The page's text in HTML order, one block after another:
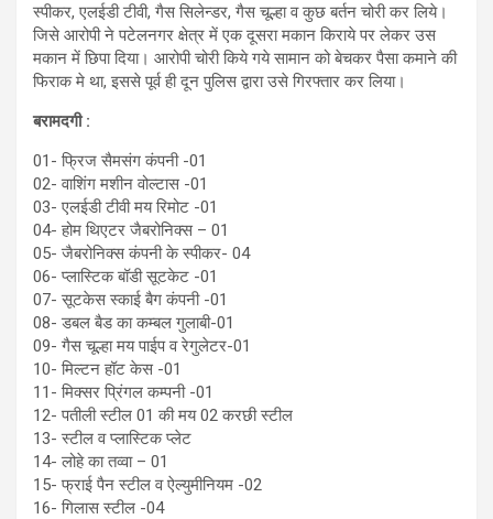
स्पीकर, एलईडी टीवी, गैस सिलेन्डर, गैस चूल्हा व कुछ बर्तन चोरी कर लिये।
जिसे आरोपी ने पटेलनगर क्षेत्र में एक दूसरा मकान किराये पर लेकर उस
मकान में छिपा दिया। आरोपी चोरी किये गये सामान को बेचकर पैसा कमाने की
फिराक मे था, इससे पूर्व ही दून पुलिस द्वारा उसे गिरफ्तार कर लिया।
बरामदगी :
01- फ्रिज सैमसंग कंपनी -01
02- वाशिंग मशीन वोल्टास -01
03- एलईडी टीवी मय रिमोट -01
04- होम थिएटर जैबरोनिक्स – 01
05- जैबरोनिक्स कंपनी के स्पीकर- 04
06- प्लास्टिक बॉडी सूटकेट -01
07- सूटकेस स्काई बैग कंपनी -01
08- डबल बैड का कम्बल गुलाबी-01
09- गैस चूल्हा मय पाईप व रेगुलेटर-01
10- मिल्टन हॉट केस -01
11- मिक्सर प्रिंगल कम्पनी -01
12- पतीली स्टील 01 की मय 02 करछी स्टील
13- स्टील व प्लास्टिक प्लेट
14- लोहे का तव्वा – 01
15- फ्राई पैन स्टील व ऐल्युमीनियम -02
16- गिलास स्टील -04